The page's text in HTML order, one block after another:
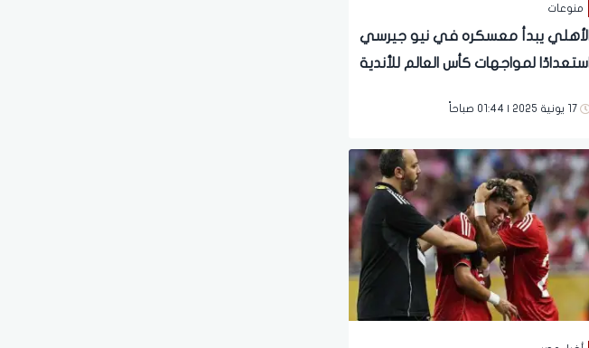
منوعات
الأهلي يبدأ معسكره في نيو جيرسي
استعدادًا لمواجهات كأس العالم للأندية
17 يونية 2025 | 01:44 صباحاً